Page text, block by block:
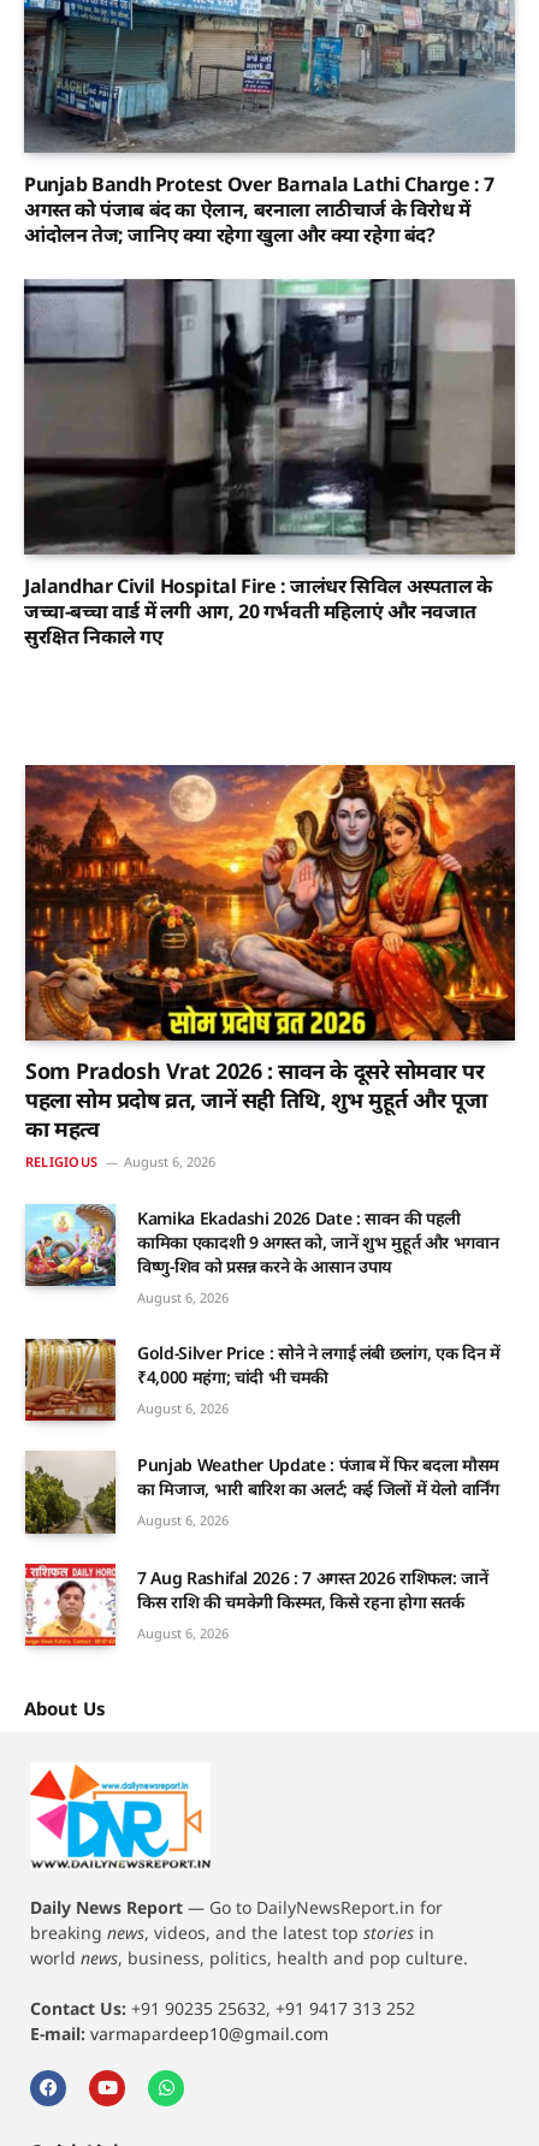
Punjab Bandh Protest Over Barnala Lathi Charge : 7
अगस्त को पंजाब बंद का ऐलान, बरनाला लाठीचार्ज के विरोध में
आंदोलन तेज; जानिए क्या रहेगा खुला और क्या रहेगा बंद?
Jalandhar Civil Hospital Fire : जालंधर सिविल अस्पताल के
जच्चा-बच्चा वार्ड में लगी आग, 20 गर्भवती महिलाएं और नवजात
सुरक्षित निकाले गए
Som Pradosh Vrat 2026 : सावन के दूसरे सोमवार पर
पहला सोम प्रदोष व्रत, जानें सही तिथि, शुभ मुहूर्त और पूजा
का महत्व
RELIGIOUS August 6, 2026
Kamika Ekadashi 2026 Date : सावन की पहली
कामिका एकादशी 9 अगस्त को, जानें शुभ मुहूर्त और भगवान
विष्णु-शिव को प्रसन्न करने के आसान उपाय
August 6, 2026
Gold-Silver Price : सोने ने लगाई लंबी छलांग, एक दिन में
₹4,000 महंगा; चांदी भी चमकी
August 6, 2026
Punjab Weather Update : पंजाब में फिर बदला मौसम
का मिजाज, भारी बारिश का अलर्ट; कई जिलों में येलो वार्निंग
August 6, 2026
7 Aug Rashifal 2026 : 7 अगस्त 2026 राशिफल: जानें
किस राशि की चमकेगी किस्मत, किसे रहना होगा सतर्क
August 6, 2026
About Us
Daily News Report — Go to DailyNewsReport.in for
breaking news, videos, and the latest top stories in
world news, business, politics, health and pop culture.
Contact Us: +91 90235 25632, +91 9417 313 252
E-mail: varmapardeep10@gmail.com